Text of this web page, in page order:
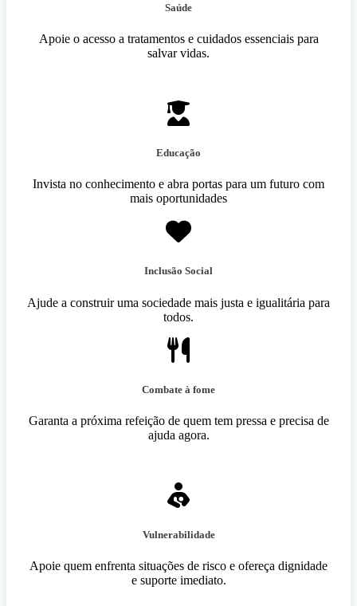
Saúde
Apoie o acesso a tratamentos e cuidados essenciais para
salvar vidas.
Educação
Invista no conhecimento e abra portas para um futuro com
mais oportunidades
Inclusão Social
Ajude a construir uma sociedade mais justa e igualitária para
todos.
Combate à fome
Garanta a próxima refeição de quem tem pressa e precisa de
ajuda agora.
Vulnerabilidade
Apoie quem enfrenta situações de risco e ofereça dignidade
e suporte imediato.